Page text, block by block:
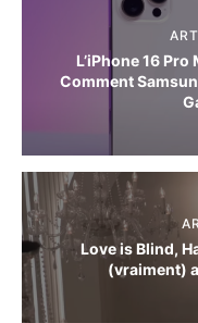
L’iPhone 16 Pro
Comment
Love is Blind,
(vraiment)